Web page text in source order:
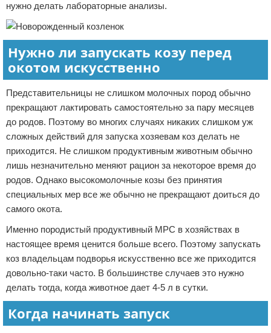
нужно делать лабораторные анализы.
Нужно ли запускать козу перед
окотом искусственно
Представительницы не слишком молочных пород обычно
прекращают лактировать самостоятельно за пару месяцев
до родов. Поэтому во многих случаях никаких слишком уж
сложных действий для запуска хозяевам коз делать не
приходится. Не слишком продуктивным животным обычно
лишь незначительно меняют рацион за некоторое время до
родов. Однако высокомолочные козы без принятия
специальных мер все же обычно не прекращают доиться до
самого окота.
Именно породистый продуктивный МРС в хозяйствах в
настоящее время ценится больше всего. Поэтому запускать
коз владельцам подворья искусственно все же приходится
довольно-таки часто. В большинстве случаев это нужно
делать тогда, когда животное дает 4-5 л в сутки.
Когда начинать запуск